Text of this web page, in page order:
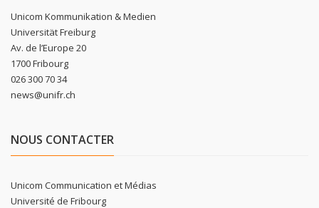
Unicom Kommunikation & Medien
Universität Freiburg
Av. de l’Europe 20
1700 Fribourg
026 300 70 34
news@unifr.ch
NOUS CONTACTER
Unicom Communication et Médias
Université de Fribourg